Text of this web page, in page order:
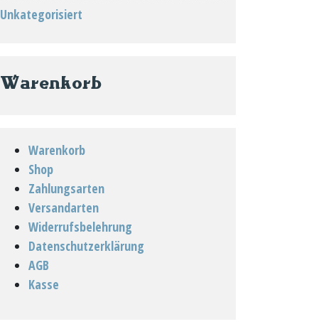
Unkategorisiert
Warenkorb
Warenkorb
Shop
Zahlungsarten
Versandarten
Widerrufsbelehrung
Datenschutzerklärung
AGB
Kasse